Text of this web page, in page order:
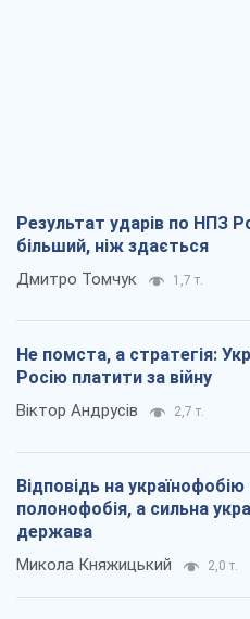
Результат ударів по НПЗ
більший, ніж здається
Дмитро Томчук 1,7 т.
Не помста, а стратегія:
Росію платити за війну
Віктор Андрусів 2,7 т.
Відповідь на українофобію
полонофобія, а сильна
держава
Микола Княжицький 2,0 т.